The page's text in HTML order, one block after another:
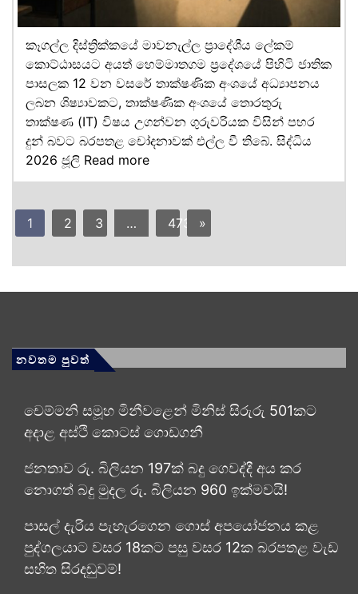
කෑගල්ල දිස්ත්‍රික්කයේ මාවනැල්ල ප්‍රාදේශීය ලේකම්
කොට්ඨාසයට අයත් හෙම්මාතගම ප්‍රදේශයේ පිහිටි ජාතික
පාසලක 12 වන වසරේ තාක්ෂණික අංශයේ අධ්‍යාපනය
ලබන ශිෂ්‍යාවකට, තාක්ෂණික අංශයේ තොරතුරු
තාක්ෂණ (IT) විෂය උගන්වන ගුරුවරියක විසින් පහර
දුන් බවට බරපතළ චෝදනාවක් එල්ල වී තිබේ. සිද්ධිය
2026 ජූලි Read more
1 2 3 … 473 »
නවතම පුවත්
චෙම්මනි සමූහ මිනීවළෙන් මිනිස් සිරුරු 501කට
අදාළ අස්ථි කොටස් ගොඩගනී
ජනතාව රු. බිලියන 197ක් බදු ගෙවද්දී අය කර
නොගත් බදු මුදල රු. බිලියන 960 ඉක්මවයි!
පාසල් දැරිය පැහැරගෙන ගොස් අපයෝජනය කළ
පුද්ගලයාට වසර 18කට පසු වසර 12ක බරපතළ වැඩ
සහිත සිරදඬුවම්!